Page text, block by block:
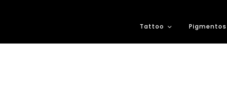
Tattoo Pigmentos